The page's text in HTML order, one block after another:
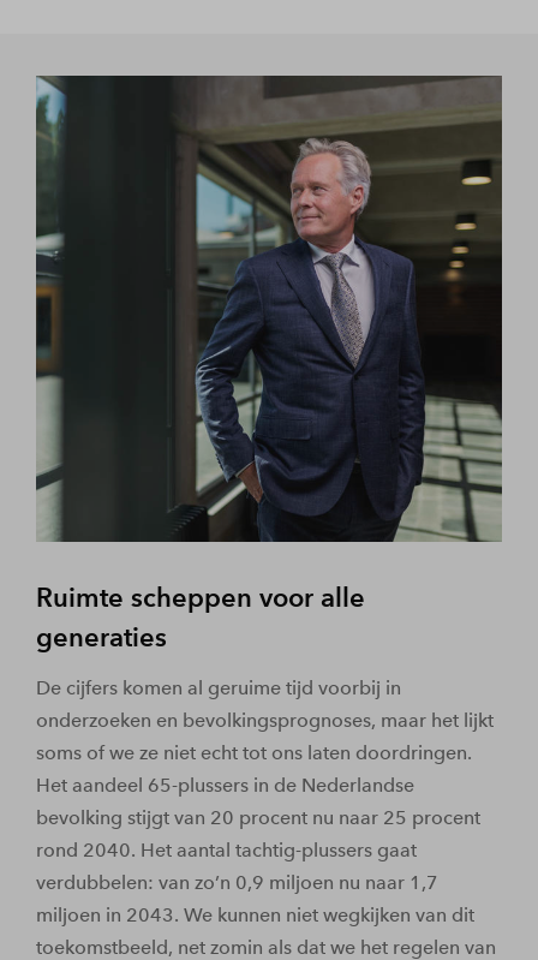
Ruimte scheppen voor alle
generaties
De cijfers komen al geruime tijd voorbij in
onderzoeken en bevolkingsprognoses, maar het lijkt
soms of we ze niet echt tot ons laten doordringen.
Het aandeel 65-plussers in de Nederlandse
bevolking stijgt van 20 procent nu naar 25 procent
rond 2040. Het aantal tachtig-plussers gaat
verdubbelen: van zo’n 0,9 miljoen nu naar 1,7
miljoen in 2043. We kunnen niet wegkijken van dit
toekomstbeeld, net zomin als dat we het regelen van